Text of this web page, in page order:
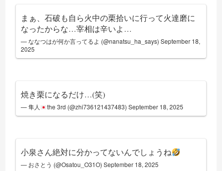
まぁ、石破も自ら火中の栗拾いに行って火達磨に
なったからな…宰相は辛いよ…
— ななつはが何か言ってるよ (@nanatsu_ha_says)September 18,
2025
焼き栗になるだけ…(笑)
— 隼人 the 3rd (@zhi736121437483) September 18, 2025
小泉さん絶対に分かってないんでしょうね
— おさとう (@Osatou_O31O)September 18, 2025